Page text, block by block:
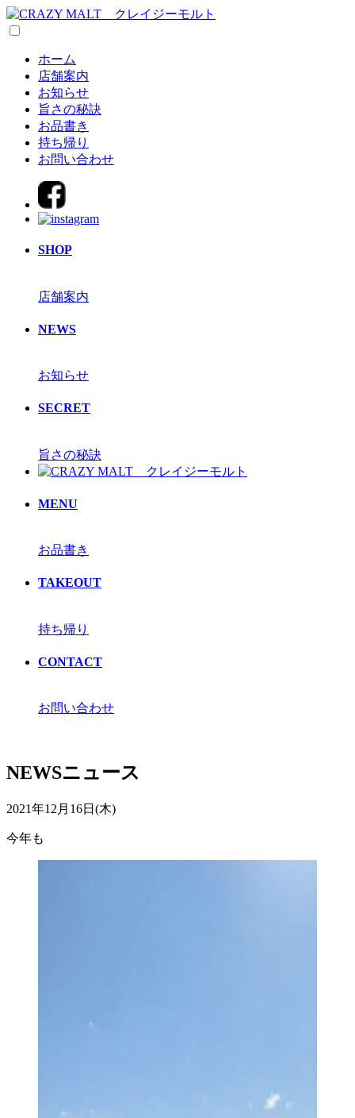
ホーム
店舗案内
お知らせ
旨さの秘訣
お品書き
持ち帰り
お問い合わせ
SHOP
店舗案内
NEWS
お知らせ
SECRET
旨さの秘訣
MENU
お品書き
TAKEOUT
持ち帰り
CONTACT
お問い合わせ
NEWSニュース
2021年12月16日(木)
今年も